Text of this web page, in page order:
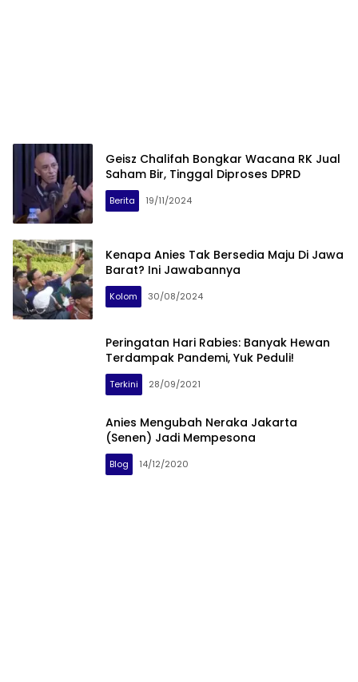
Geisz Chalifah Bongkar Wacana RK Jual
Saham Bir, Tinggal Diproses DPRD
Berita 19/11/2024
Kenapa Anies Tak Bersedia Maju Di Jawa
Barat? Ini Jawabannya
Kolom 30/08/2024
Peringatan Hari Rabies: Banyak Hewan
Terdampak Pandemi, Yuk Peduli!
Terkini 28/09/2021
Anies Mengubah Neraka Jakarta
(Senen) Jadi Mempesona
Blog 14/12/2020